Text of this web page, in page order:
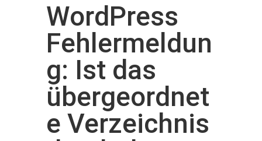
WordPress
Fehlermeldun
g: Ist das
übergeordnet
e Verzeichnis